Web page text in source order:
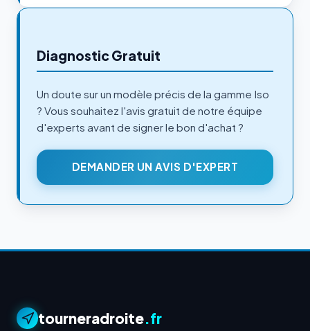
Diagnostic Gratuit
Un doute sur un modèle précis de la gamme Iso
? Vous souhaitez l'avis gratuit de notre équipe
d'experts avant de signer le bon d'achat ?
DEMANDER UN AVIS D'EXPERT
tourneradroite.fr